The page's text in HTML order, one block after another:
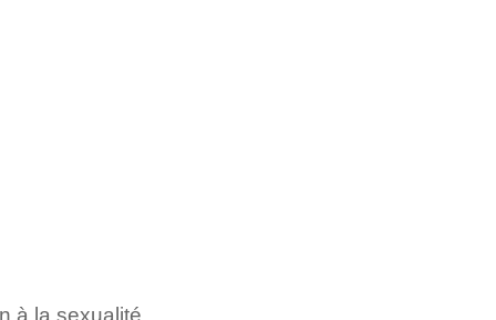
à la sexualité